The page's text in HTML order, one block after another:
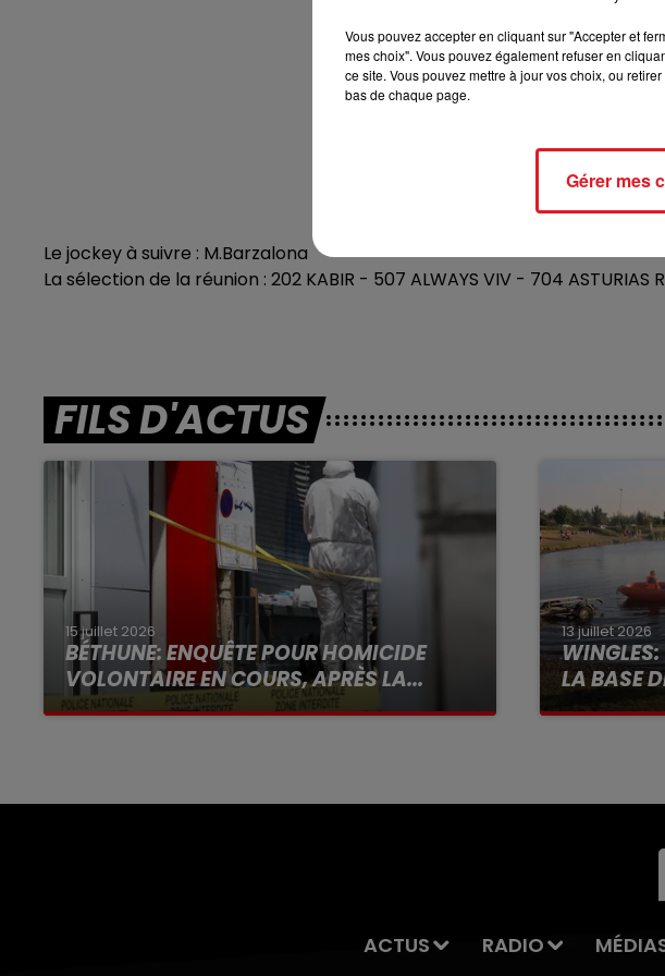
C2 : 2 - 7 - 6 - 4 - 3
C3 : 2 - 3 - 5 - 14 - 10 - 8
C4 : 7 - 4 - 5 - 1 - 9
C5 : 7 - 2 - 6 - 3 - 4
C6 : 1 - 2 - 6 - 3
C7 : 4 - 10 - 7 - 15 - 2
Le jockey à suivre : M.Barzalona
La sélection de la réunion : 202 KABIR - 507 ALWAYS VIV - 704 ASTURIAS
FILS D'ACTUS
15 juillet 2026
BÉTHUNE: ENQUÊTE POUR HOMICIDE
VOLONTAIRE EN COURS, APRÈS LA...
Selon les premiers éléments, le logement
13 juillet 2026
WINGLES:
LA BASE
La victime
ACTUS RADIO
Vous pouvez accepter en cliquant sur "Accepter et
mes choix". Vous pouvez également refuser en
ce site. Vous pouvez mettre à jour vos choix, ou
bas de chaque page.
Gérer mes